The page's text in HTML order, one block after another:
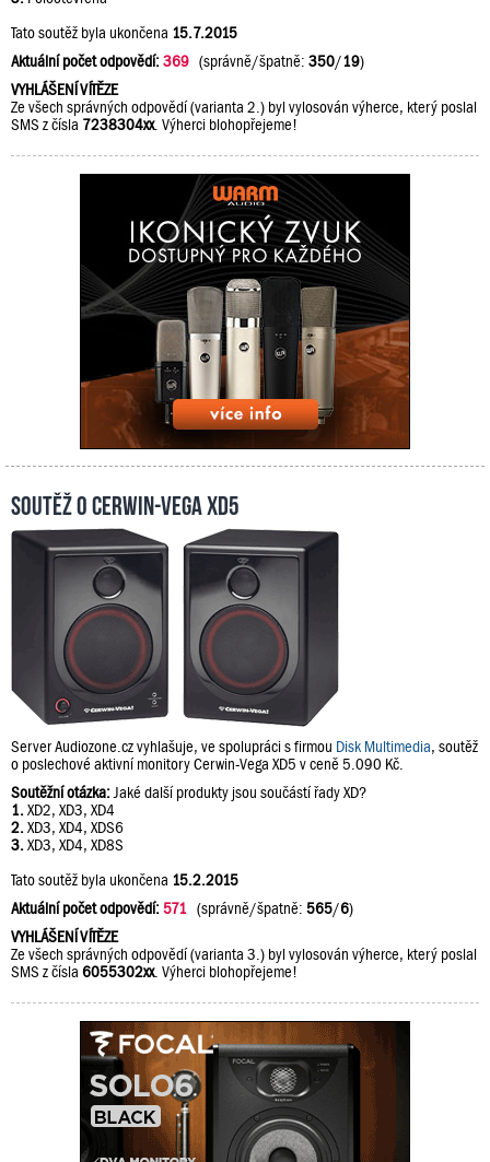
Tato soutěž byla ukončena 15.7.2015
Aktuální počet odpovědí:369 (správně/špatně: 350/19)
VYHLÁŠENÍ VÍTĚZE
Ze všech správných odpovědí (varianta 2.) byl vylosován výherce, který poslal
SMS z čísla 7238304xx. Výherci blohopřejeme!
Soutěž o Cerwin-Vega XD5
Server Audiozone.cz vyhlašuje, ve spolupráci s firmou Disk Multimedia, soutěž
o poslechové aktivní monitory Cerwin-Vega XD5 v ceně 5.090 Kč.
Soutěžní otázka: Jaké další produkty jsou součástí řady XD?
1. XD2, XD3, XD4
2. XD3, XD4, XDS6
3. XD3, XD4, XD8S
Tato soutěž byla ukončena 15.2.2015
Aktuální počet odpovědí:571 (správně/špatně: 565/6)
VYHLÁŠENÍ VÍTĚZE
Ze všech správných odpovědí (varianta 3.) byl vylosován výherce, který poslal
SMS z čísla 6055302xx. Výherci blohopřejeme!